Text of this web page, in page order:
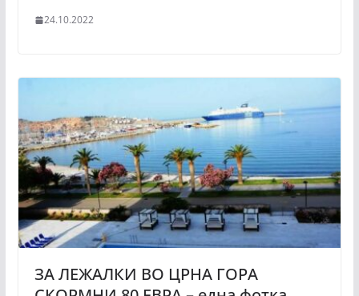
24.10.2022
ЗА ЛЕЖАЛКИ ВО ЦРНА ГОРА